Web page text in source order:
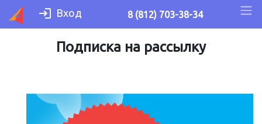
Вход 8 (812) 703-38-34
Подписка на рассылку